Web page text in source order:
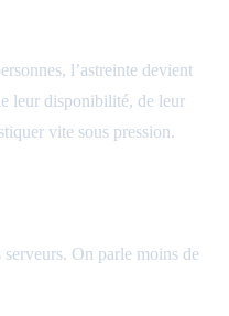
l’astreinte devient
leur disponibilité, de leur
vite sous pression.
On parle moins de